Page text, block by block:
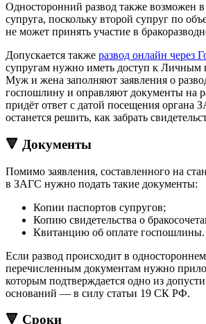
Односторонний развод также возможен
супруга, поскольку второй супруг по
не может принять участие в
Допускается также развод онлайн через
супругам нужно иметь доступ к Личным
Муж и жена заполняют заявления о
госпошлину и оправляют документы на
придёт ответ с датой посещения органа
останется решить, как забрать
🔻 Документы
Помимо заявления, составленного на
в ЗАГС нужно подать такие документы:
Копии паспортов супругов;
Копию свидетельства о
Квитанцию об оплате госпошлины.
Если развод происходит в
перечисленным документам нужно
которым подтверждается одно из
оснований — в силу статьи 19 СК РФ.
🔻 Сроки